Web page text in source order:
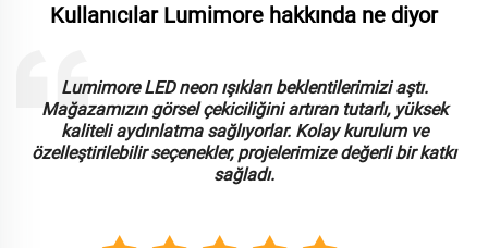
Kullanıcılar Lumimore hakkında ne diyor
Lumimore ile çalışmak harika bir deneyim oldu. LED neon
ışıkları dayanıklı ve mükemmel parlaklık sunuyor.
Uyarlanabilirlik ve kullanım kolaylığını takdir ediyoruz, bu
da birden fazla ticari uygulama için kurulum sürecimizi
kolaylaştırdı.